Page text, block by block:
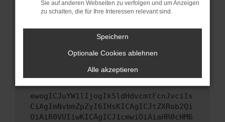
unterstützt werden.
Wende dich an den Webseitenbetreiber.
Wenn du alle oben genannten Schritte versucht
hast, kontaktiere uns bitte. Wir werden
versuchen, das Problem zu beheben. Du kannst
Fehlersuche zu unterstützen:
ewogICJuYW1lIjogIk5ldHdvcmtFcnJvciIs
CiAgImNvbmZpZyI6IHsKICAgICJtZXRob2Qi
OiAiR0VUIiwKICAgICJ1cmwiOiAiaHR0cHM6
Sie auf anderen Webseiten zu verfolgen und um Anzeigen
zu schalten, die für Ihre Interessen relevant sind.
Speichern
Optionale Cookies ablehnen
Alle akzeptieren